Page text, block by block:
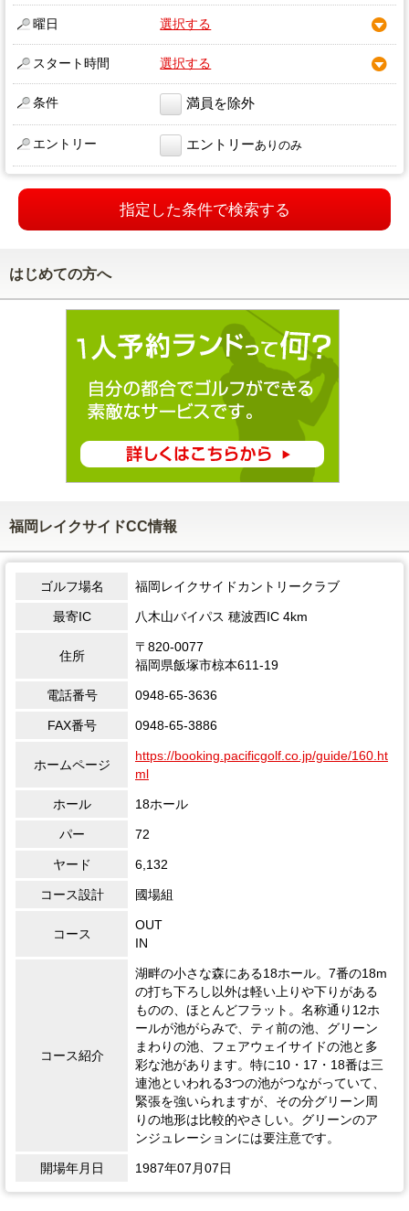
曜日 選択する
スタート時間 選択する
条件 満員を除外
エントリー エントリーありのみ
指定した条件で検索する
はじめての方へ
福岡レイクサイドCC情報
ゴルフ場名 福岡レイクサイドカントリークラブ
最寄IC 八木山バイパス 穂波西IC 4km
住所
〒820-0077
福岡県飯塚市椋本611-19
電話番号 0948-65-3636
FAX番号 0948-65-3886
ホームページ
https://booking.pacificgolf.co.jp/guide/160.ht
ml
ホール 18ホール
パー 72
ヤード 6,132
コース設計 國場組
コース
OUT
IN
コース紹介
湖畔の小さな森にある18ホール。7番の18m
の打ち下ろし以外は軽い上りや下りがある
ものの、ほとんどフラット。名称通り12ホ
ールが池がらみで、ティ前の池、グリーン
まわりの池、フェアウェイサイドの池と多
彩な池があります。特に10・17・18番は三
連池といわれる3つの池がつながっていて、
緊張を強いられますが、その分グリーン周
りの地形は比較的やさしい。グリーンのア
ンジュレーションには要注意です。
開場年月日 1987年07月07日